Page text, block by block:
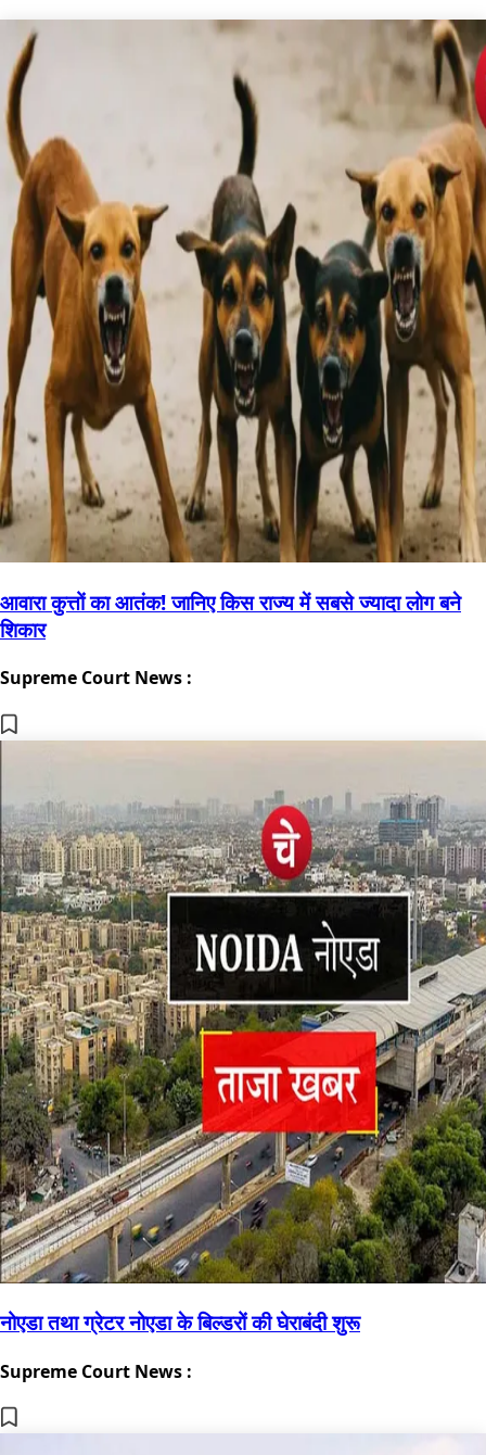
आवारा कुत्तों का आतंक! जानिए किस राज्य में सबसे ज्यादा लोग बने
शिकार
Supreme Court News :
नोएडा तथा ग्रेटर नोएडा के बिल्डरों की घेराबंदी शुरू
Supreme Court News :